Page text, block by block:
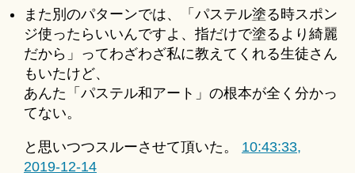
また別のパターンでは、「パステル塗る時スポン
ジ使ったらいいんですよ、指だけで塗るより綺麗
だから」ってわざわざ私に教えてくれる生徒さん
もいたけど、
あんた「パステル和アート」の根本が全く分かっ
てない。
と思いつつスルーさせて頂いた。 10:43:33,
2019-12-14